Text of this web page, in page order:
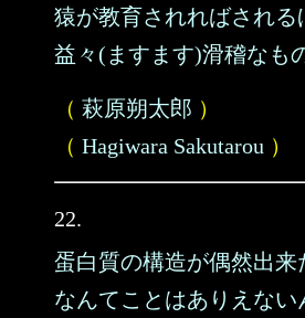
猿が教育されればされる
益々(ますます)滑稽なも
（ 萩原朔太郎 ）
（ Hagiwara Sakutarou ）
22.
蛋白質の構造が偶然出来
なんてことはありえない